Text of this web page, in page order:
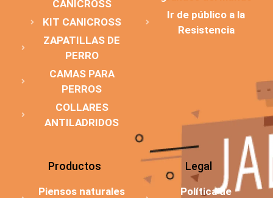
CANICROSS
KIT CANICROSS
ZAPATILLAS DE
PERRO
CAMAS PARA
PERROS
COLLARES
ANTILADRIDOS
Ir de público a la
Resistencia
Productos
Piensos naturales
Legal
Política de